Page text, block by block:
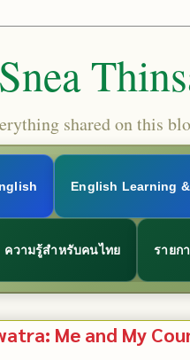
shared on this
English Learning
ความรู้สำหรับคนไทย รายก
Me and My